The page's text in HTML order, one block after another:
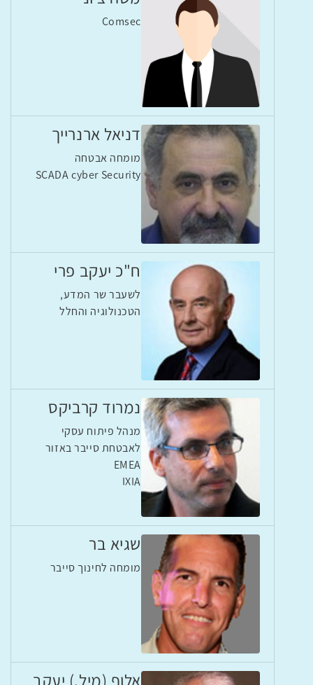
Comsec
דניאל ארנרייך
מומחה אבטחה
SCADA cyber Security
ח"כ יעקב פרי
לשעבר שר המדע,
הטכנולוגיה והחלל
נמרוד קרביקס
מנהל פיתוח עסקי
לאבטחת סייבר באזור
EMEA
IXIA
שגיא בר
מומחה לחינוך סייבר
אלוף (מיל.) יעקב